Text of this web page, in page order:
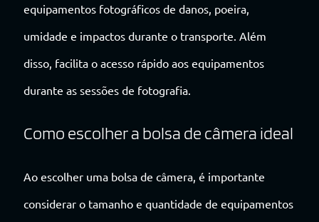
equipamentos fotográficos de danos, poeira,
umidade e impactos durante o transporte. Além
disso, facilita o acesso rápido aos equipamentos
durante as sessões de fotografia.
Como escolher a bolsa de câmera ideal
Ao escolher uma bolsa de câmera, é importante
considerar o tamanho e quantidade de equipamentos